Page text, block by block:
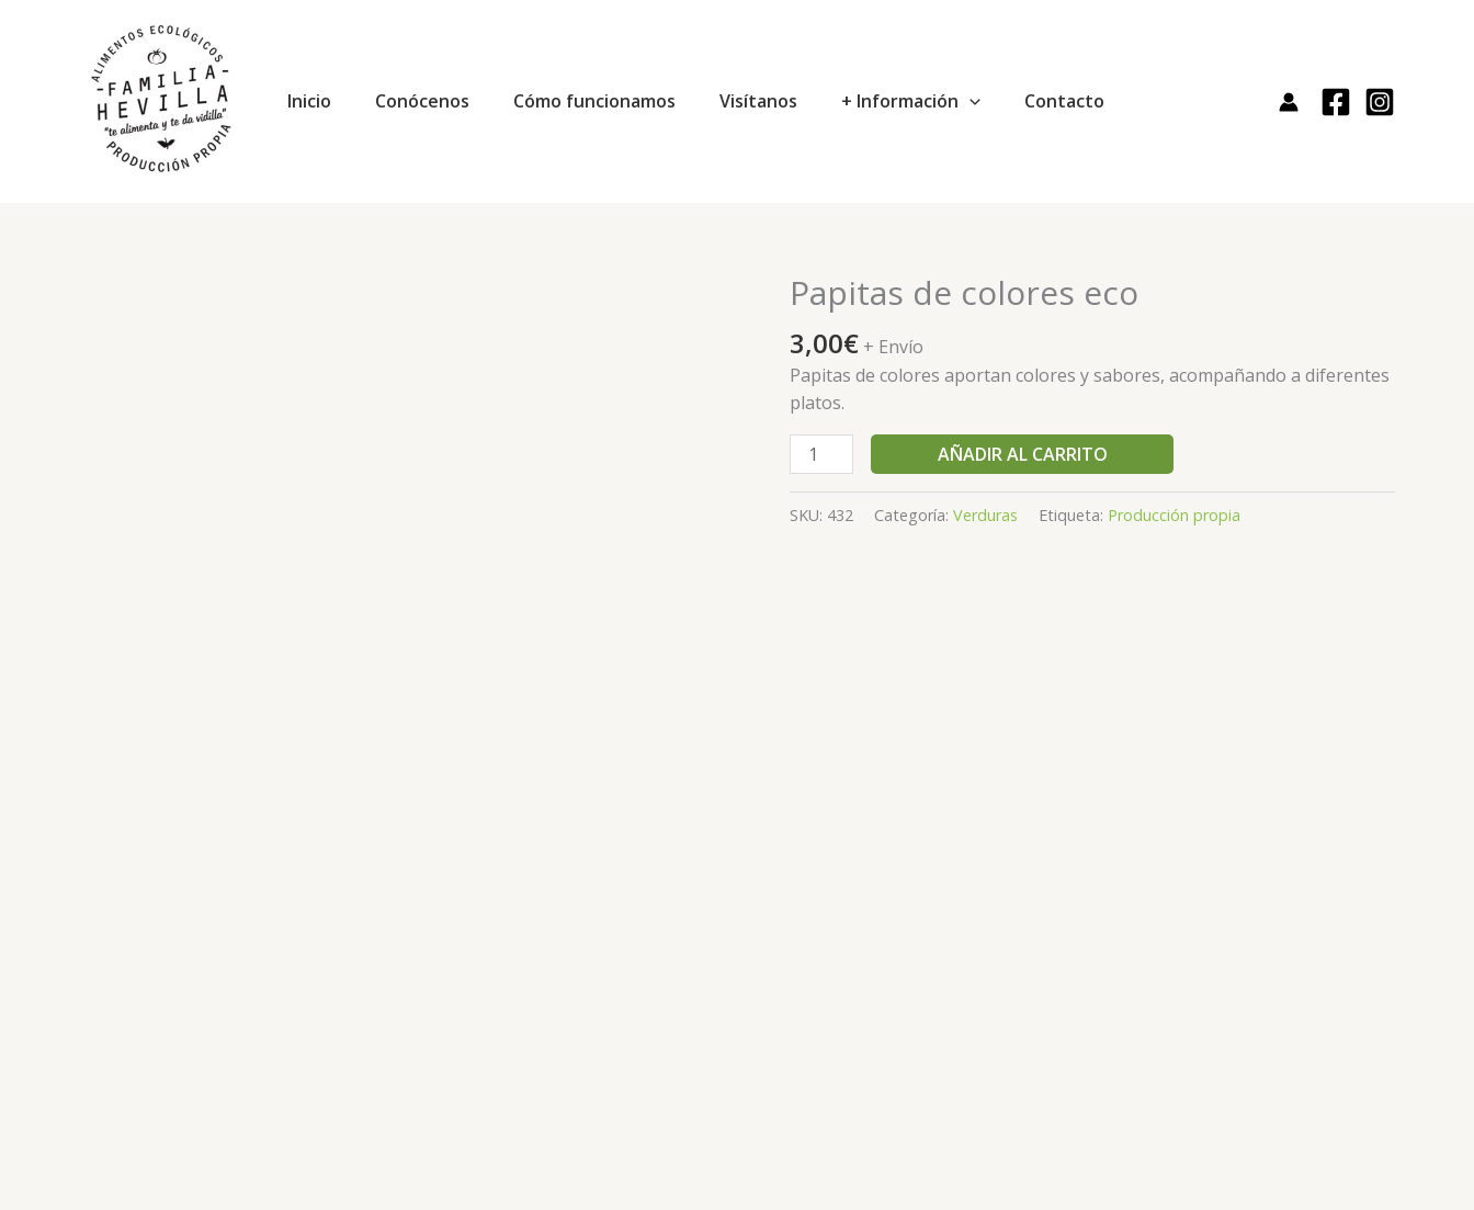
Inicio
Conócenos Cómo funcionamos Visítanos + Información Contacto
Papitas de colores eco
3,00€ + Envío
Papitas de colores aportan colores y sabores, acompañando a diferentes
platos.
Papitas
de
colores
eco
cantidad
AÑADIR AL CARRITO
SKU: 432 Categoría: Verduras Etiqueta: Producción propia